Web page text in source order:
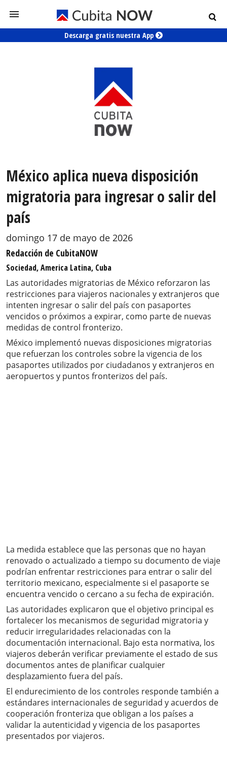
Descarga gratis nuestra App
México aplica nueva disposición
migratoria para ingresar o salir del
país
domingo 17 de mayo de 2026
Redacción de CubitaNOW
Sociedad, America Latina, Cuba
Las autoridades migratorias de México reforzaron las
restricciones para viajeros nacionales y extranjeros que
intenten ingresar o salir del país con pasaportes
vencidos o próximos a expirar, como parte de nuevas
medidas de control fronterizo.
México implementó nuevas disposiciones migratorias
que refuerzan los controles sobre la vigencia de los
pasaportes utilizados por ciudadanos y extranjeros en
aeropuertos y puntos fronterizos del país.
La medida establece que las personas que no hayan
renovado o actualizado a tiempo su documento de viaje
podrían enfrentar restricciones para entrar o salir del
territorio mexicano, especialmente si el pasaporte se
encuentra vencido o cercano a su fecha de expiración.
Las autoridades explicaron que el objetivo principal es
fortalecer los mecanismos de seguridad migratoria y
reducir irregularidades relacionadas con la
documentación internacional. Bajo esta normativa, los
viajeros deberán verificar previamente el estado de sus
documentos antes de planificar cualquier
desplazamiento fuera del país.
El endurecimiento de los controles responde también a
estándares internacionales de seguridad y acuerdos de
cooperación fronteriza que obligan a los países a
validar la autenticidad y vigencia de los pasaportes
presentados por viajeros.